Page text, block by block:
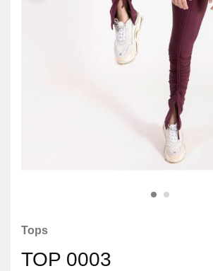
Tops
TOP 0003